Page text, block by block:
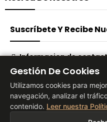
Suscríbete Y Recibe
Informacion de
® 2026 Vita Tienda Europa
Gestión De Cookies
Utilizamos cookies para
navegación, analizar el
contenido. Leer nuestra